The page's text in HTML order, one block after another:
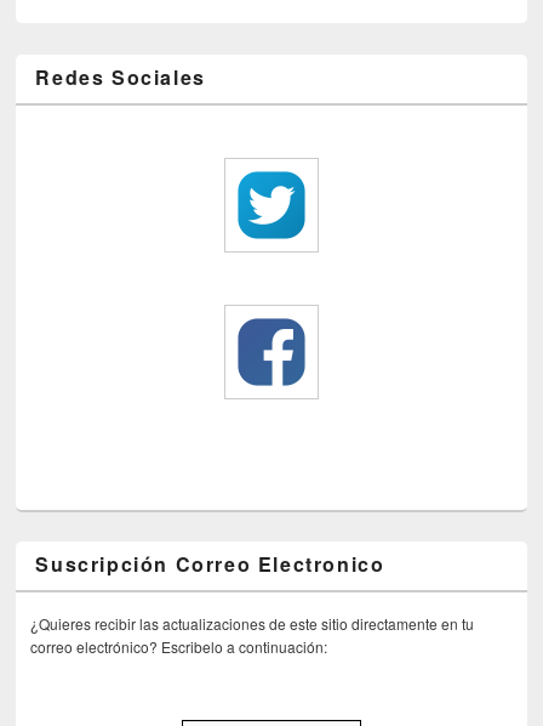
Redes Sociales
Suscripción Correo Electronico
¿Quieres recibir las actualizaciones de este sitio directamente en tu
correo electrónico? Escribelo a continuación: